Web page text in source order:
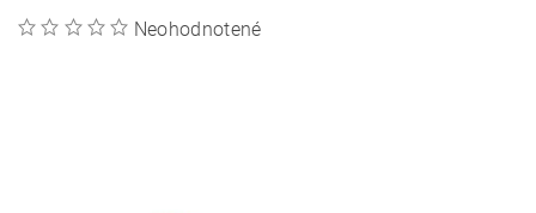
Neohodnotené